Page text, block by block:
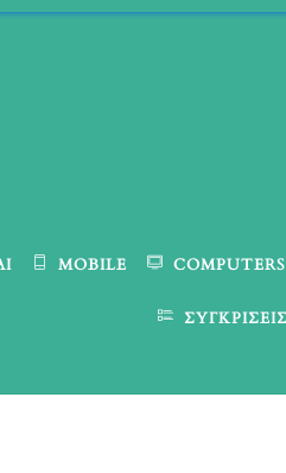
MOBILE COMPUTERS
ΣΥΓΚΡΊΣΕΙΣ